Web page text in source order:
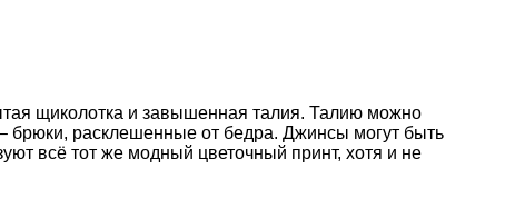
щиколотка и завышенная талия. Талию можно
брюки, расклешенные от бедра. Джинсы могут быть
всё тот же модный цветочный принт, хотя и не